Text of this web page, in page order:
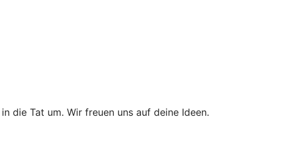
die Tat um. Wir freuen uns auf deine Ideen.